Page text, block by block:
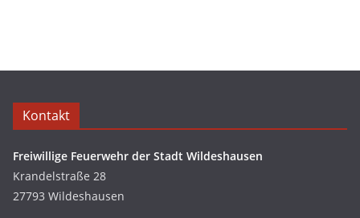
Kontakt
Freiwillige Feuerwehr der Stadt Wildeshausen
Krandelstraße 28
27793 Wildeshausen